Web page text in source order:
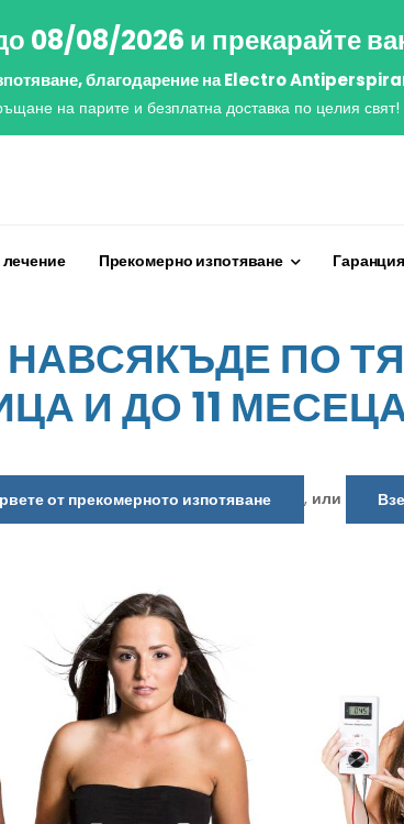
08/08/2026 и прекарайте
благодарение на Electro
на парите и безплатна доставка по целия свят!
Прекомерно изпотяване
ПО
И ДО 11
от прекомерното изпотяване , или